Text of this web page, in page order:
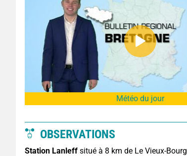
Météo du jour
OBSERVATIONS
Station Lanleff situé à 8 km de Le Vieux-Bourg